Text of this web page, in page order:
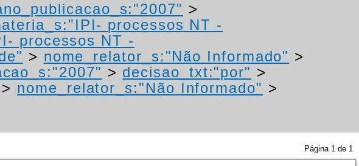
>
processos NT -
processos NT -
> nome_relator_s:"Não Informado" >
> decisao_txt:"por" >
> nome_relator_s:"Não Informado" >
Página 1 de 1